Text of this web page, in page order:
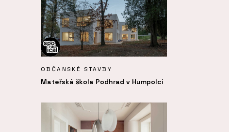
OBČANSKÉ STAVBY
Mateřská škola Podhrad v Humpolci